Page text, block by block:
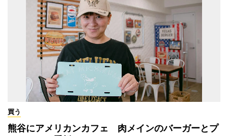
買う
熊谷にアメリカンカフェ 肉メインのバーガーとプ